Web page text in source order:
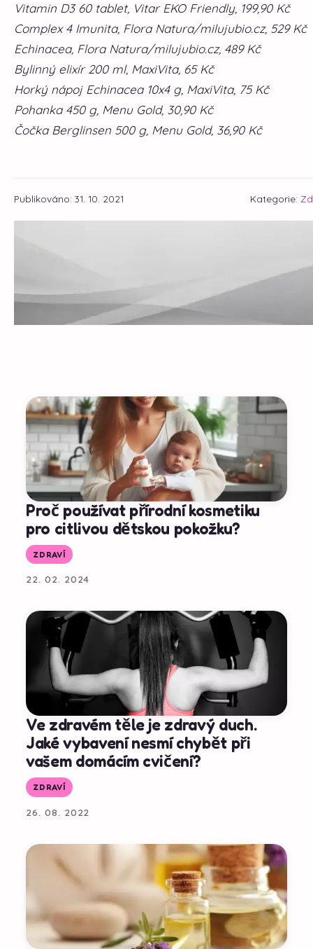
Vitamin D3 60 tablet, Vitar EKO Friendly, 199,90 Kč
Complex 4 Imunita, Flora Natura/milujubio.cz, 529 Kč
Echinacea, Flora Natura/milujubio.cz, 489 Kč
Bylinný elixír 200 ml, MaxiVita, 65 Kč
Horký nápoj Echinacea 10x4 g, MaxiVita, 75 Kč
Pohanka 450 g, Menu Gold, 30,90 Kč
Čočka Berglinsen 500 g, Menu Gold, 36,90 Kč
Publikováno: 31. 10. 2021 Kategorie:
Proč používat přírodní kosmetiku
pro citlivou dětskou pokožku?
ZDRAVÍ
22. 02. 2024
Ve zdravém těle je zdravý duch.
Jaké vybavení nesmí chybět při
vašem domácím cvičení?
ZDRAVÍ
26. 08. 2022